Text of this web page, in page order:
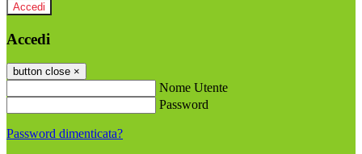
Accedi
Accedi
button close ×
Nome Utente
Password
Password dimenticata?